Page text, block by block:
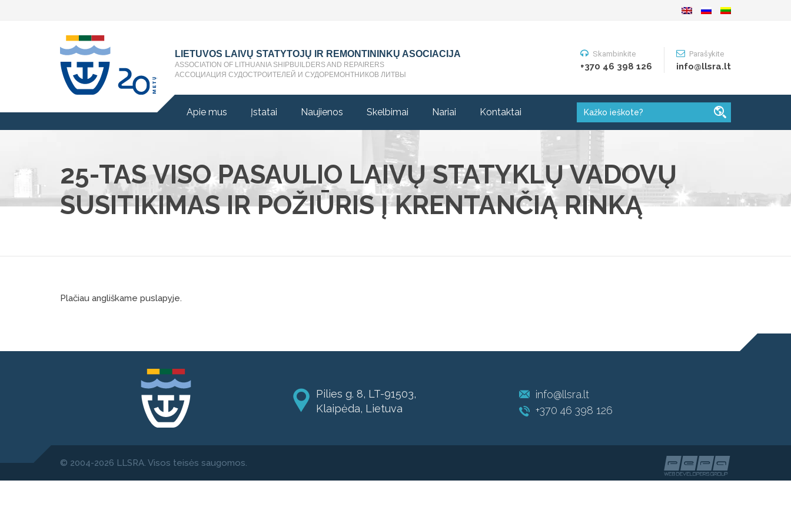
LIETUVOS LAIVŲ STATYTOJŲ IR REMONTININKŲ ASOCIACIJA
ASSOCIATION OF LITHUANIA SHIPBUILDERS AND REPAIRERS
АССОЦИАЦИЯ СУДОСТРОИТЕЛЕЙ И СУДОРЕМОНТНИКОВ ЛИТВЫ
Skambinkite
+370 46 398 126
Parašykite
info@llsra.lt
Apie mus Įstatai Naujienos Skelbimai Nariai Kontaktai
25-TAS VISO PASAULIO LAIVŲ STATYKLŲ VADOVŲ
SUSITIKIMAS IR POŽIŪRIS Į KRENTANČIĄ RINKĄ
Plačiau angliškame puslapyje.
Pilies g. 8, LT-91503,
Klaipėda, Lietuva
info@llsra.lt
+370 46 398 126
© 2004-2026 LLSRA. Visos teisės saugomos.